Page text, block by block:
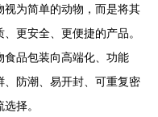
为简单的动物，而是将其
更安全、更便捷的产品。
品包装向高端化、功能
防潮、易开封、可重复密
择。